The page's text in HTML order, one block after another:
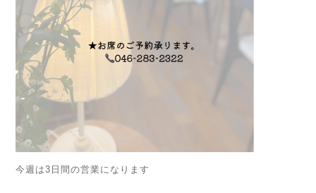
今週は3日間の営業になります